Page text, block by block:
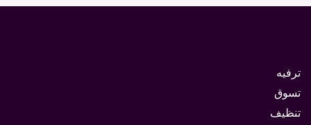
ترفيه
تسوق
تنظيف